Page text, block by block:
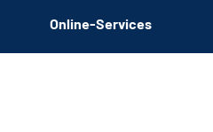
Online-Services